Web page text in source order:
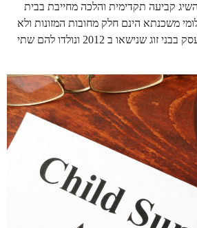
קביעה תקדימית והלכה מחייבת בבית
משכנתא הינם חלק מחובות המזונות ולא
רק שכר דירה. פסק הדין עסק בבני זוג שנישאו ב 2012 ונולדו להם שתי